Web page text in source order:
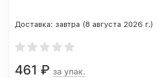
Доставка: завтра (8 августа 2026 г.)
461 ₽ за упак.